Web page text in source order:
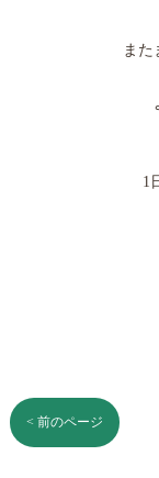
また
1
< 前のページ